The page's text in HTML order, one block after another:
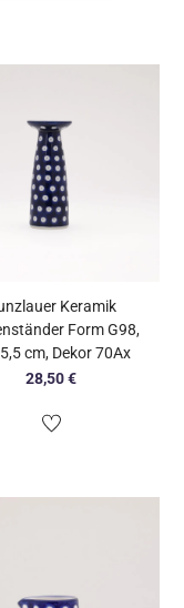
Keramik
Form G98,
cm, Dekor 70Ax
28,50€